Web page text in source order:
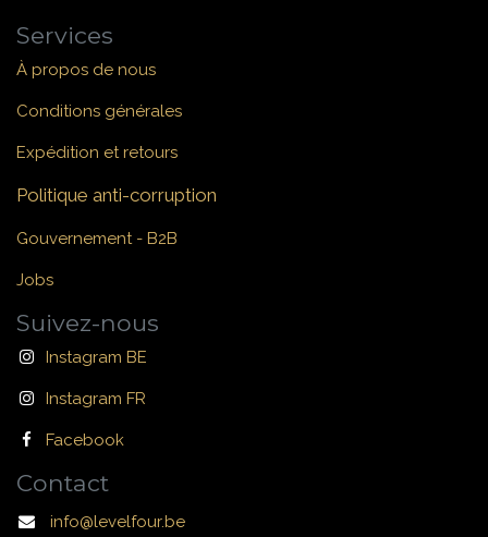
Services
À propos de nous
Conditions générales
Expédition et retours
Politique anti-corruption
Gouvernement - B2B
Jobs
Suivez-nous
Instagram BE
Instagram FR
Facebook
Contact
info@levelfour.be